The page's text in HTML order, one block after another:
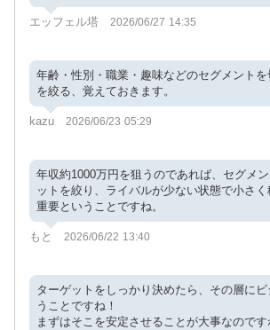
エッフェル塔 2026/06/27 14:35
年齢・性別・職業・趣味などのセグメントを
を絞る、覚えておきます。
kazu 2026/06/23 05:29
年収約1000万円を狙うのであれば、セグメ
ットを絞り、ライバルが少ない状態で小さ
重要ということですね。
もと 2026/06/22 13:40
ターゲットをしっかり決めたら、その層に
うことですね！
まずはそこを安定させることが大事なのです